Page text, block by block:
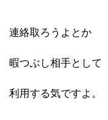
連絡取ろうよとか
暇つぶし相手として
利用する気ですよ。